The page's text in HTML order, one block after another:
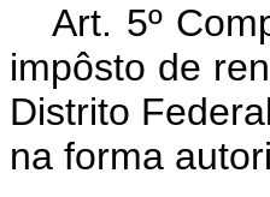
Art. 5º
impôsto de
Distrito
na forma